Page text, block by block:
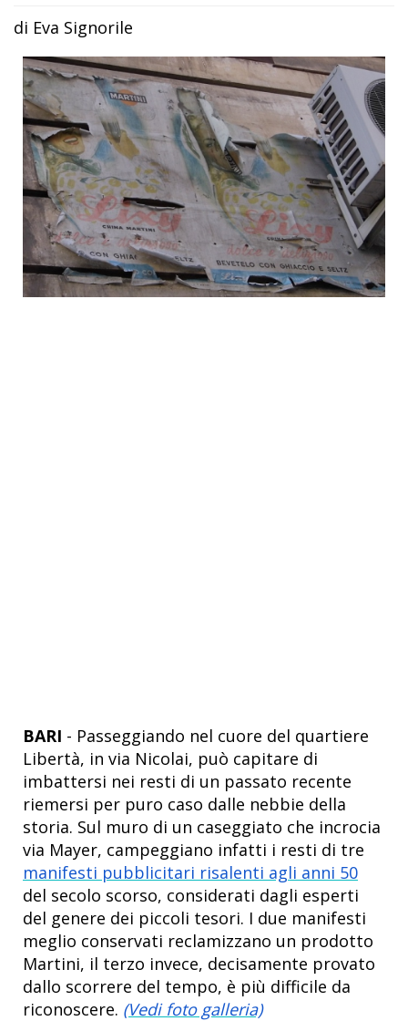
di Eva Signorile
BARI - Passeggiando nel cuore del quartiere
Libertà, in via Nicolai, può capitare di
imbattersi nei resti di un passato recente
riemersi per puro caso dalle nebbie della
storia. Sul muro di un caseggiato che incrocia
via Mayer, campeggiano infatti i resti di tre
manifesti pubblicitari risalenti agli anni 50
del secolo scorso, considerati dagli esperti
del genere dei piccoli tesori. I due manifesti
meglio conservati reclamizzano un prodotto
Martini, il terzo invece, decisamente provato
dallo scorrere del tempo, è più difficile da
riconoscere. (Vedi foto galleria)